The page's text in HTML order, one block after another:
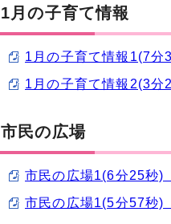
1月の子育て情報
1月の子育て情報1(7分
1月の子育て情報2(3分
市民の広場
市民の広場1(6分25秒)
市民の広場1(5分57秒)